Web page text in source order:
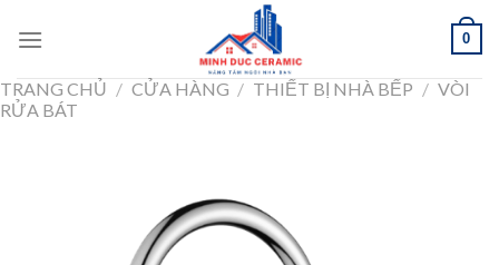
0
TRANG CHỦ / CỬA HÀNG / THIẾT BỊ NHÀ BẾP / VÒI
RỬA BÁT